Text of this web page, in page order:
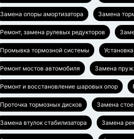
Замена опоры амортизатора Замена
Ремонт, замена рулевых редукторов
Промывка тормозной системы
Ремонт мостов автомобиля Замена
Ремонт и восстановление шаровых опор
Проточка тормозных дисков Замена
Замена втулок стабилизатора Замена